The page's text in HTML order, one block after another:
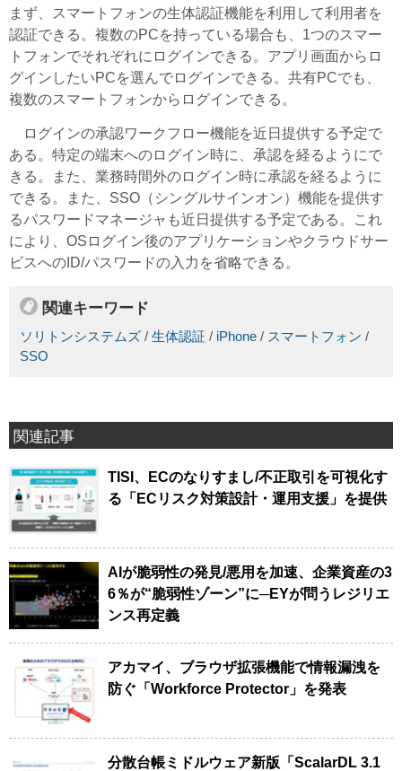
まず、スマートフォンの生体認証機能を利用して利用者を
認証できる。複数のPCを持っている場合も、1つのスマー
トフォンでそれぞれにログインできる。アプリ画面からロ
グインしたいPCを選んでログインできる。共有PCでも、
複数のスマートフォンからログインできる。
ログインの承認ワークフロー機能を近日提供する予定で
ある。特定の端末へのログイン時に、承認を経るようにで
きる。また、業務時間外のログイン時に承認を経るように
できる。また、SSO（シングルサインオン）機能を提供す
るパスワードマネージャも近日提供する予定である。これ
により、OSログイン後のアプリケーションやクラウドサー
ビスへのID/パスワードの入力を省略できる。
関連キーワード
ソリトンシステムズ / 生体認証 / iPhone / スマートフォン /
SSO
関連記事
TISI、ECのなりすまし/不正取引を可視化す
る「ECリスク対策設計・運用支援」を提供
AIが脆弱性の発見/悪用を加速、企業資産の3
6％が“脆弱性ゾーン”に─EYが問うレジリエ
ンス再定義
アカマイ、ブラウザ拡張機能で情報漏洩を
防ぐ「Workforce Protector」を発表
分散台帳ミドルウェア新版「ScalarDL 3.1